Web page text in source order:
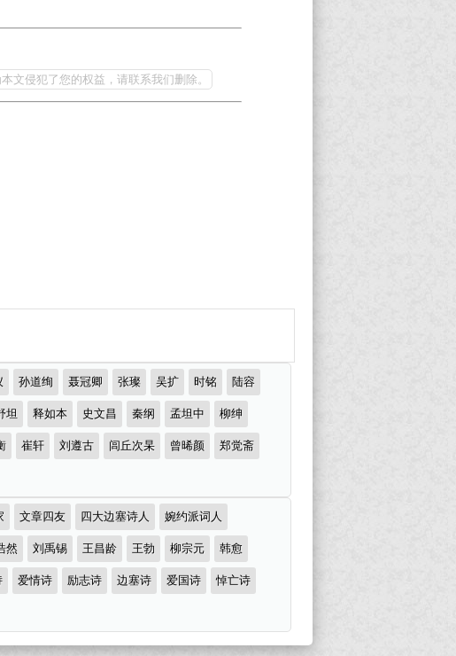
文侵犯了您的权益，请联系我们删除。
孙道绚 聂冠卿 张璨 吴扩 时铭 陆容
坦 释如本 史文昌 秦纲 孟坦中 柳绅
崔轩 刘遵古 闾丘次杲 曾晞颜 郑觉斋
文章四友 四大边塞诗人 婉约派词人
然 刘禹锡 王昌龄 王勃 柳宗元 韩愈
爱情诗 励志诗 边塞诗 爱国诗 悼亡诗